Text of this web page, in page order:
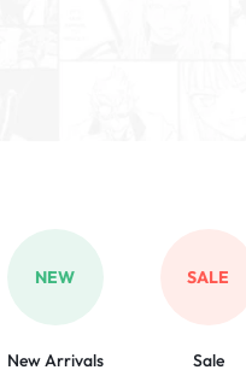
NEW
New Arrivals
SALE
Sale